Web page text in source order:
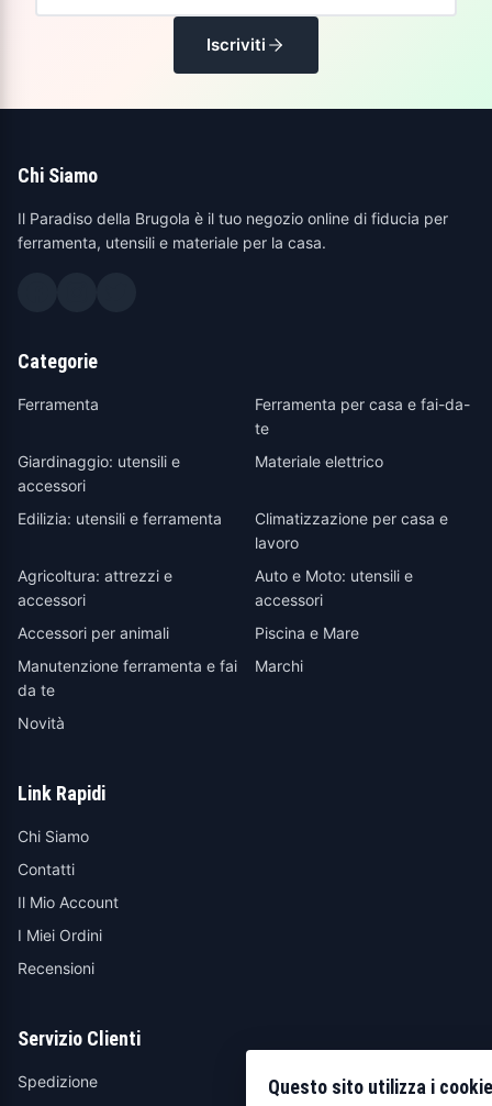
Iscriviti
Chi Siamo
Il Paradiso della Brugola è il tuo negozio online di fiducia per
ferramenta, utensili e materiale per la casa.
Categorie
Ferramenta
Ferramenta per casa e fai-da-
te
Giardinaggio: utensili e
accessori
Materiale elettrico
Edilizia: utensili e ferramenta
Climatizzazione per casa e
lavoro
Agricoltura: attrezzi e
accessori
Auto e Moto: utensili e
accessori
Accessori per animali
Piscina e Mare
Manutenzione ferramenta e fai
da te
Marchi
Novità
Link Rapidi
Chi Siamo
Contatti
Il Mio Account
I Miei Ordini
Recensioni
Servizio Clienti
Spedizione
Questo sito utilizza i cookie